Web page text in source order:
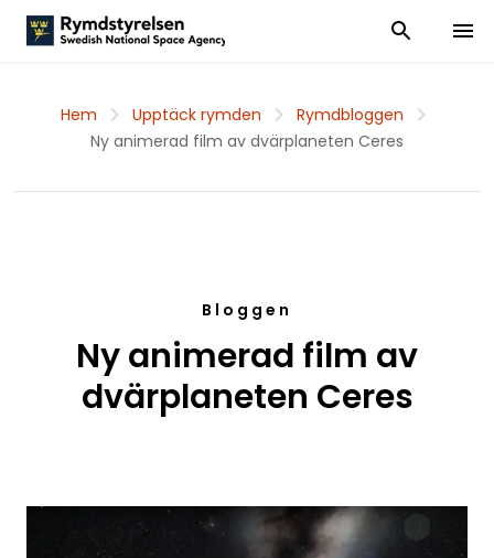
Visa och dölj
Visa
Hem Upptäck rymden
Rymdbloggen
Ny animerad film av dvärplaneten Ceres
Bloggen
Ny animerad film av
dvärplaneten Ceres